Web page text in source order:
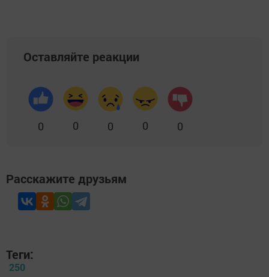
Оставляйте реакции
0 0 0 0 0
Расскажите друзьям
Теги:
250